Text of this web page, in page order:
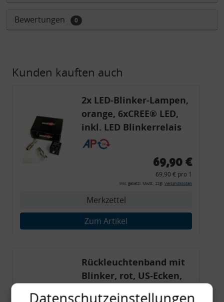
Bewertungen 0
Kunden kauften auch
2x LED-Blinker-Lampen,
orange, 6xCREE® LED,
inkl. LED Blinkerrelais
CF 14
69,90 €
69,90 € pro 1
inkl. gesetzl. MwSt., zzgl. Versandkosten
Merkzettel
Zum Artikel
Rückleuchtenband mit
Blinker, rot, US-Ecken,
Datenschutzeinstellungen